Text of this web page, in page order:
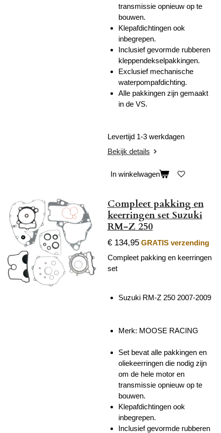
transmissie opnieuw op te
bouwen.
Klepafdichtingen ook
inbegrepen.
Inclusief gevormde rubberen
kleppendekselpakkingen.
Exclusief mechanische
waterpompafdichting.
Alle pakkingen zijn gemaakt
in de VS.
Levertijd 1-3 werkdagen
Bekijk details
In winkelwagen
Compleet pakking en
keerringen set Suzuki
RM-Z 250
€ 134,95 GRATIS verzending
Compleet pakking en keerringen
set
Suzuki RM-Z 250 2007-2009
Merk: MOOSE RACING
Set bevat alle pakkingen en
oliekeerringen die nodig zijn
om de hele motor en
transmissie opnieuw op te
bouwen.
Klepafdichtingen ook
inbegrepen.
Inclusief gevormde rubberen